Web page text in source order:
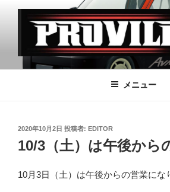
PROVILE
メニュー
投
稿
日:
2020年10月2日 投稿者: EDITOR
10/3（土）は午後から
10月3日（土）は午後からの営業にな